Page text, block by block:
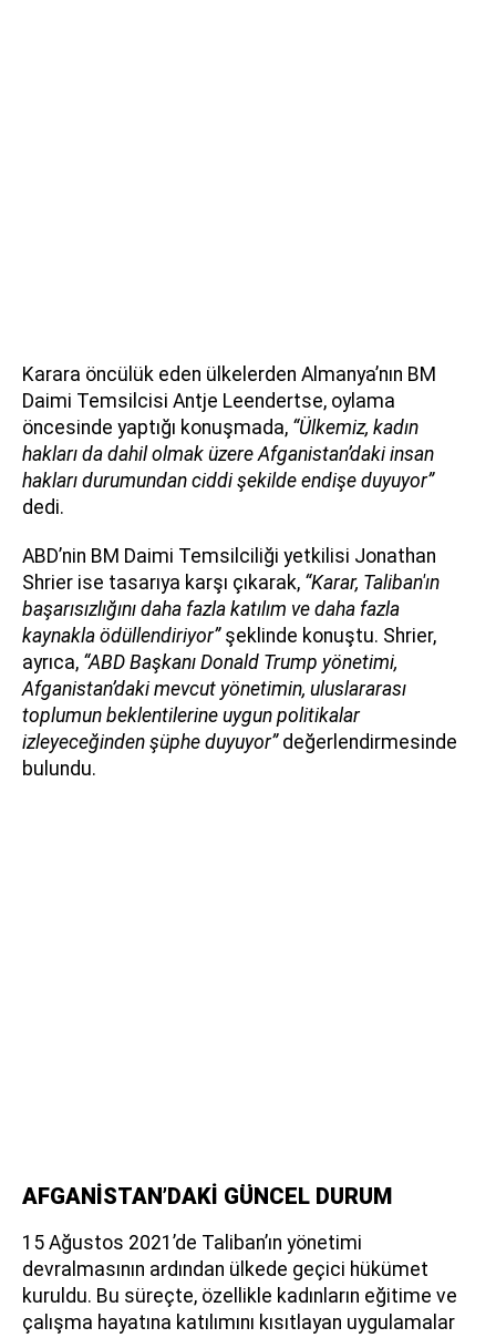
Karara öncülük eden ülkelerden Almanya’nın BM
Daimi Temsilcisi Antje Leendertse, oylama
öncesinde yaptığı konuşmada, “Ülkemiz, kadın
hakları da dahil olmak üzere Afganistan’daki insan
hakları durumundan ciddi şekilde endişe duyuyor”
dedi.
ABD’nin BM Daimi Temsilciliği yetkilisi Jonathan
Shrier ise tasarıya karşı çıkarak, “Karar, Taliban'ın
başarısızlığını daha fazla katılım ve daha fazla
kaynakla ödüllendiriyor”şeklinde konuştu. Shrier,
ayrıca, “ABD Başkanı Donald Trump yönetimi,
Afganistan’daki mevcut yönetimin, uluslararası
toplumun beklentilerine uygun politikalar
izleyeceğinden şüphe duyuyor”değerlendirmesinde
bulundu.
AFGANİSTAN’DAKİ GÜNCEL DURUM
15 Ağustos 2021’de Taliban’ın yönetimi
devralmasının ardından ülkede geçici hükümet
kuruldu. Bu süreçte, özellikle kadınların eğitime ve
çalışma hayatına katılımını kısıtlayan uygulamalar